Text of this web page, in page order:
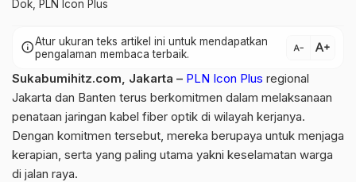
Dok, PLN Icon Plus
infoAtur ukuran teks artikel ini untuk mendapatkan
pengalaman membaca terbaik.
text_decrease text_increase
Sukabumihitz.com, Jakarta – PLN Icon Plus regional
Jakarta dan Banten terus berkomitmen dalam melaksanaan
penataan jaringan kabel fiber optik di wilayah kerjanya.
Dengan komitmen tersebut, mereka berupaya untuk menjaga
kerapian, serta yang paling utama yakni keselamatan warga
di jalan raya.